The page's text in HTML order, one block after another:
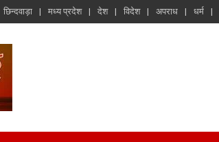
छिन्दवाड़ा मध्य प्रदेश देश विदेश अपराध धर्म